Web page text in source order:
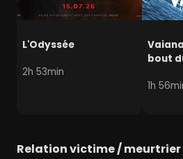
L'Odyssée
2h 53min
bout
1h
Relation victime / meurtrier